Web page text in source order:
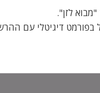
לזן".
בפורמט דיגיטלי עם